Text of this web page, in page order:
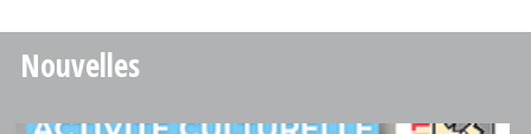
Nouvelles